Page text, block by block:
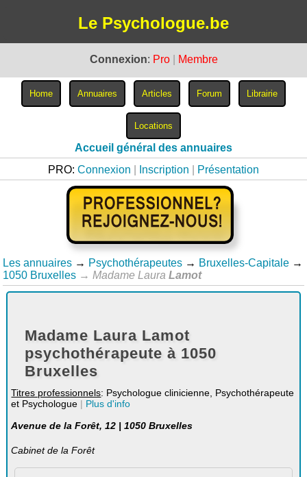
Le Psychologue.be
Connexion: Pro Membre
Accueil général des annuaires
PRO: Connexion Inscription Présentation
Les annuaires → Psychothérapeutes → Bruxelles-Capitale →
1050 Bruxelles → Madame LauraLamot
Madame Laura Lamot
psychothérapeute à 1050
Bruxelles
Titres professionnels: Psychologue clinicienne, Psychothérapeute
et Psychologue | Plus d'info
Avenue de la Forêt, 12 | 1050 Bruxelles
Cabinet de la Forêt